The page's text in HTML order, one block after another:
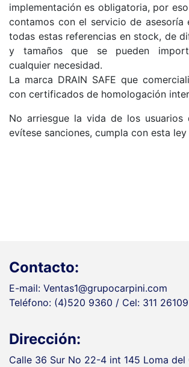
implementación es obligatoria, por
contamos con el servicio de asesoría
todas estas referencias en stock, de
y tamaños que se pueden
cualquier necesidad.
La marca DRAIN SAFE que
con certificados de homologación
No arriesgue la vida de los usuarios
evítese sanciones, cumpla con esta
Contacto:
E-mail: Ventas1@grupocarpini.com
Teléfono: (4)520 9360 / Cel: 311
Dirección:
Calle 36 Sur No 22-4 int 145 Loma del